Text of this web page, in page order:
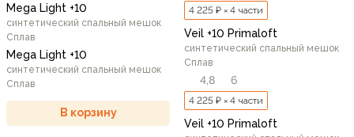
Mega Light +10
синтетический спальный мешок
Сплав
Mega Light +10
синтетический спальный мешок
Сплав
В корзину
4 225 ₽ × 4 части
Veil +10 Primaloft
синтетический спальный мешок
Сплав
4,8 6
4 225 ₽ × 4 части
Veil +10 Primaloft